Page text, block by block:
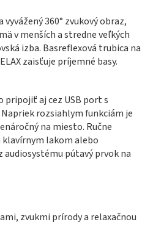
360° zvukový obraz,
v menších a stredne veľkých
izba. Basreflexová trubica na
zaisťuje príjemné basy.
aj cez USB port s
rozsiahlym funkciám je
na miesto. Ručne
klavírnym lakom alebo
pútavý prvok na
zvukmi prírody a relaxačnou